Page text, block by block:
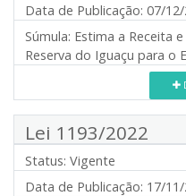
Data de Publicação: 07/
Súmula: Estima a Receita
Reserva do Iguaçu para o
Lei 1193/2022
Status: Vigente
Data de Publicação: 17/